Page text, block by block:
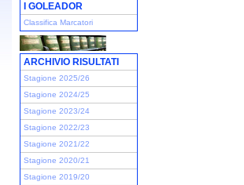
I GOLEADOR
Classifica Marcatori
ARCHIVIO RISULTATI
Stagione 2025/26
Stagione 2024/25
Stagione 2023/24
Stagione 2022/23
Stagione 2021/22
Stagione 2020/21
Stagione 2019/20